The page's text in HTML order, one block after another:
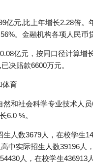
亿元,比上年增长2.28倍
。金融机构各项人民币
亿元，按同口径计算
决赔款6600万元。
体育
然和社会科学专业技术人
6.0 %。
人数3679人，在校学生
中实际招生人数39196人
人，在校学生